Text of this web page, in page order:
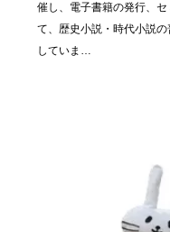
催し、電子書籍の発行、
て、歴史小説・時代小説
していま…